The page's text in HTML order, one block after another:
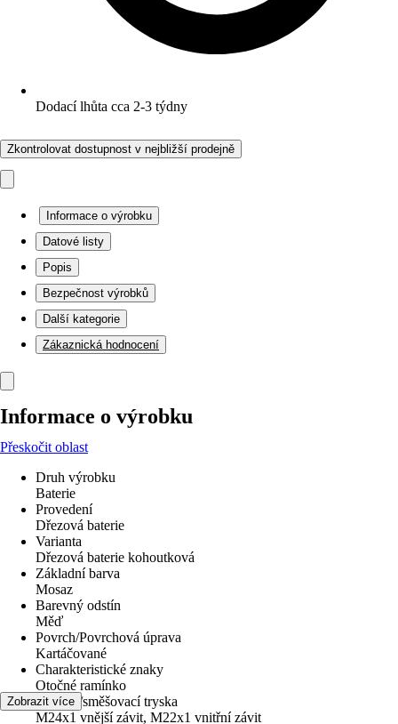
Dodací lhůta cca 2-3 týdny
Zkontrolovat dostupnost v nejbližší prodejně
Informace o výrobku
Datové listy
Popis
Bezpečnost výrobků
Další kategorie
Zákaznická hodnocení
Informace o výrobku
Přeskočit oblast
Druh výrobku
Baterie
Provedení
Dřezová baterie
Varianta
Dřezová baterie kohoutková
Základní barva
Mosaz
Barevný odstín
Měď
Povrch/Povrchová úprava
Kartáčované
Charakteristické znaky
Otočné ramínko
Perlátor/směšovací tryska
M24x1 vnější závit, M22x1 vnitřní závit
Zobrazit více